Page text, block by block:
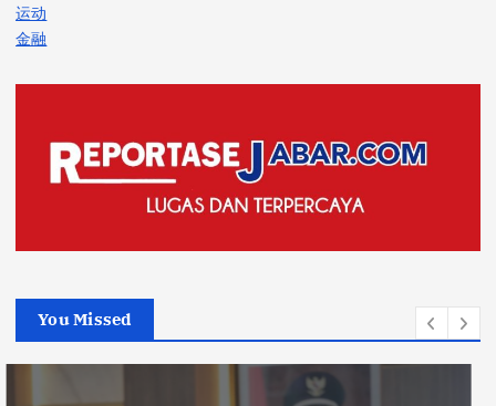
运动
金融
You Missed